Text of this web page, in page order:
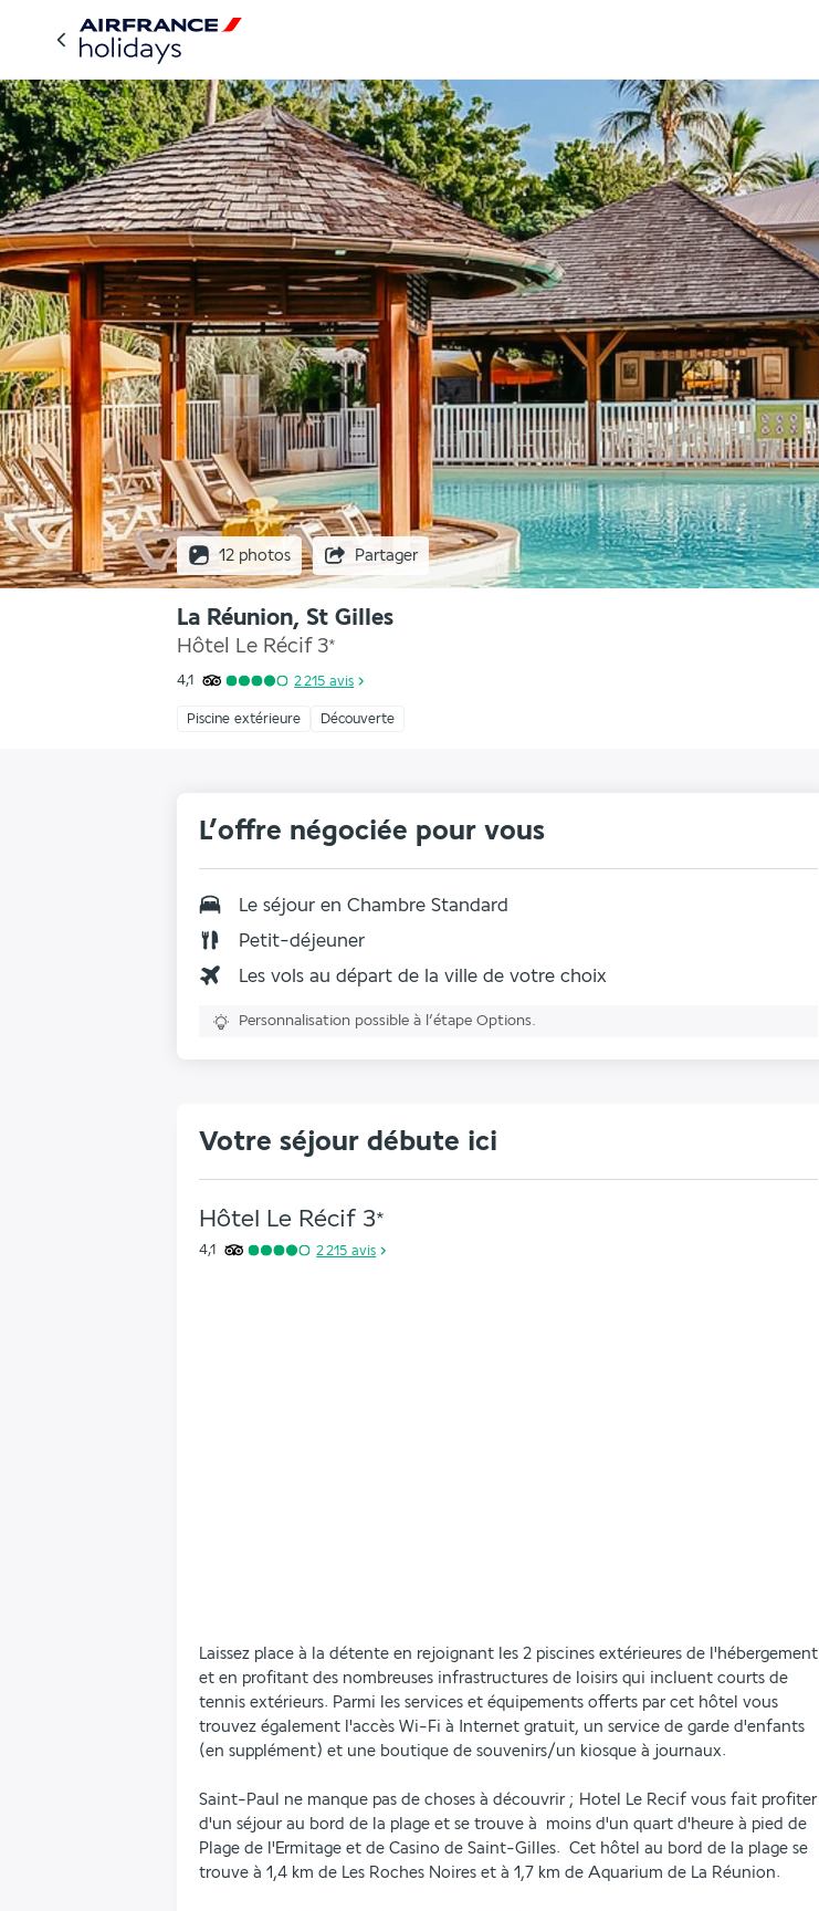
12 photos Partager
La Réunion, St Gilles
Hôtel Le Récif 3*
4,1 2 215 avis
Piscine extérieure Découverte
L’offre négociée pour vous
Le séjour en Chambre Standard
Petit-déjeuner
Les vols au départ de la ville de votre choix
Personnalisation possible à l’étape Options.
Votre séjour débute ici
Hôtel Le Récif 3*
4,1 2 215 avis
Laissez place à la détente en rejoignant les 2 piscines extérieures de l'hébergement
et en profitant des nombreuses infrastructures de loisirs qui incluent courts de
tennis extérieurs. Parmi les services et équipements offerts par cet hôtel vous
trouvez également l'accès Wi-Fi à Internet gratuit, un service de garde d'enfants
(en supplément) et une boutique de souvenirs/un kiosque à journaux.
Saint-Paul ne manque pas de choses à découvrir ; Hotel Le Recif vous fait profiter
d'un séjour au bord de la plage et se trouve à  moins d'un quart d'heure à pied de
Plage de l'Ermitage et de Casino de Saint-Gilles.  Cet hôtel au bord de la plage se
trouve à 1,4 km de Les Roches Noires et à 1,7 km de Aquarium de La Réunion.